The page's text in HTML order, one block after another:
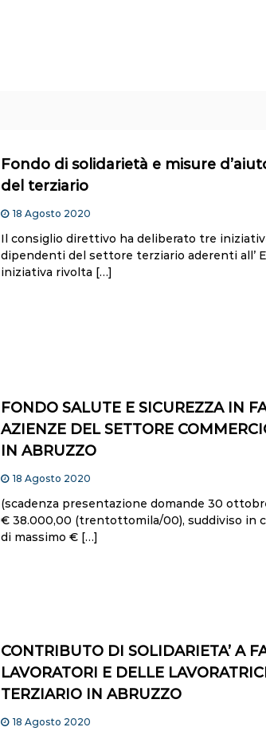
Fondo di solidarietà e misure
del terziario
18 Agosto 2020
Il consiglio direttivo ha deliberato tre
dipendenti del settore terziario aderenti all’
iniziativa rivolta […]
FONDO SALUTE E SICUREZZA IN
AZIENZE DEL SETTORE
IN ABRUZZO
18 Agosto 2020
(scadenza presentazione domande 30
€ 38.000,00 (trentottomila/00), suddiviso in
di massimo € […]
CONTRIBUTO DI SOLIDARIETA’ A
LAVORATORI E DELLE
TERZIARIO IN ABRUZZO
18 Agosto 2020